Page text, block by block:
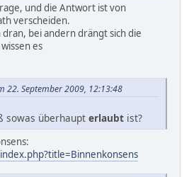
und die Antwort ist von
verscheiden.
bei andern drängt sich die
es
22. September 2009, 12:13:48
sowas überhaupt erlaubt ist?